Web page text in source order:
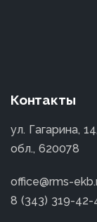
Контакты
ул. Гагарина,
обл., 620078
office@rms-
8 (343) 319-42-